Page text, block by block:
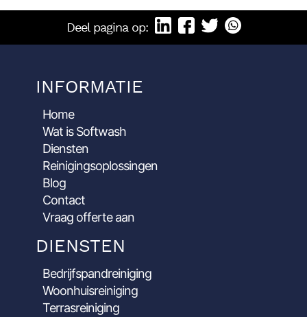
Deel pagina op:
INFORMATIE
Home
Wat is Softwash
Diensten
Reinigingsoplossingen
Blog
Contact
Vraag offerte aan
DIENSTEN
Bedrijfspandreiniging
Woonhuisreiniging
Terrasreiniging